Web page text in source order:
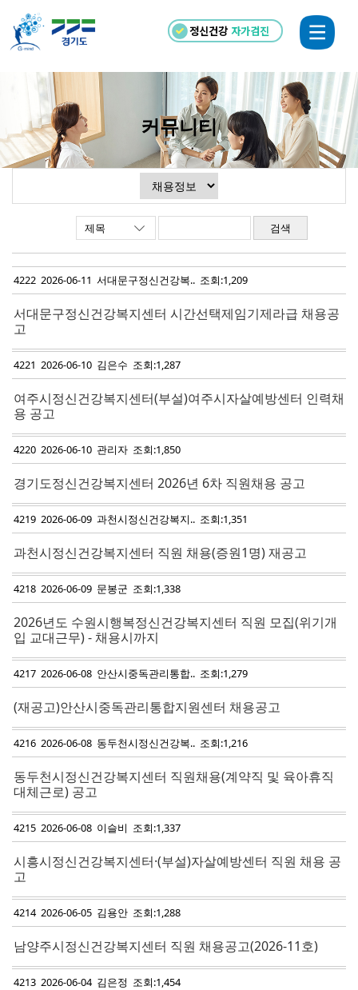
정신건강자가검진
커뮤니티
검색
4222 2026-06-11 서대문구정신건강복.. 조회:1,209
서대문구정신건강복지센터 시간선택제임기제라급 채용공
고
4221 2026-06-10 김은수 조회:1,287
여주시정신건강복지센터(부설)여주시자살예방센터 인력채
용 공고
4220 2026-06-10 관리자 조회:1,850
경기도정신건강복지센터 2026년 6차 직원채용 공고
4219 2026-06-09 과천시정신건강복지.. 조회:1,351
과천시정신건강복지센터 직원 채용(증원1명) 재공고
4218 2026-06-09 문봉군 조회:1,338
2026년도 수원시행복정신건강복지센터 직원 모집(위기개
입 교대근무) - 채용시까지
4217 2026-06-08 안산시중독관리통합.. 조회:1,279
(재공고)안산시중독관리통합지원센터 채용공고
4216 2026-06-08 동두천시정신건강복.. 조회:1,216
동두천시정신건강복지센터 직원채용(계약직 및 육아휴직
대체근로) 공고
4215 2026-06-08 이슬비 조회:1,337
시흥시정신건강복지센터·(부설)자살예방센터 직원 채용 공
고
4214 2026-06-05 김용안 조회:1,288
남양주시정신건강복지센터 직원 채용공고(2026-11호)
4213 2026-06-04 김은정 조회:1,454